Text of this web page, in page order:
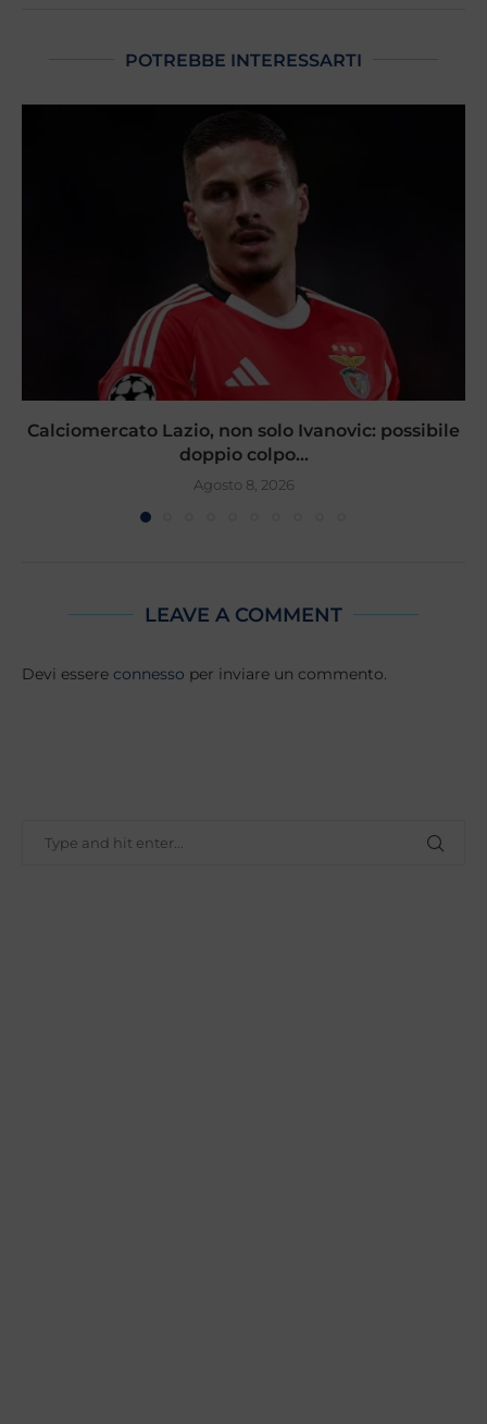
POTREBBE INTERESSARTI
Calciomercato Lazio, non solo Ivanovic: possibile
doppio colpo...
Agosto 8, 2026
LEAVE A COMMENT
Devi essere connesso per inviare un commento.